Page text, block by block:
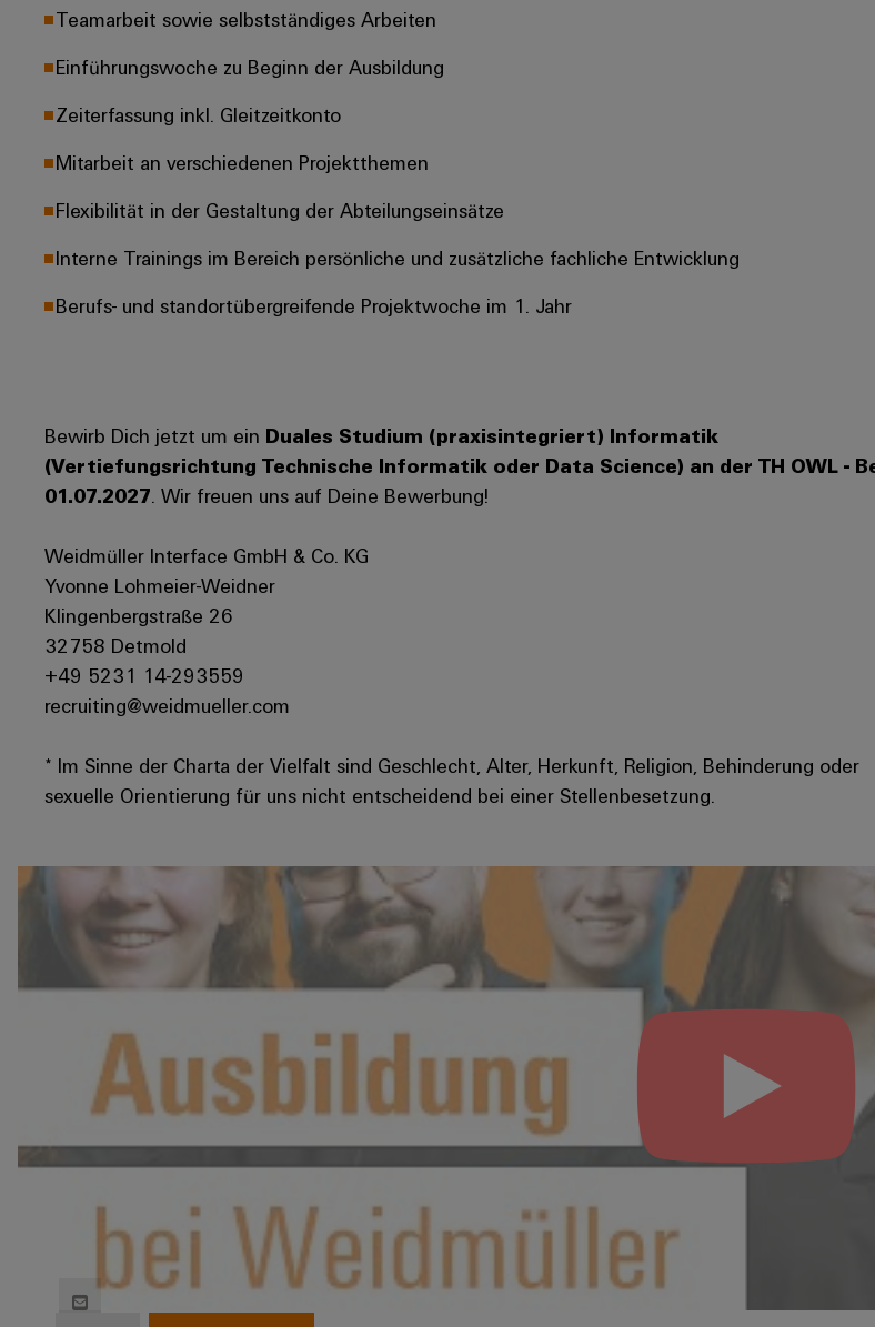
Teamarbeit sowie selbstständiges Arbeiten
Einführungswoche zu Beginn der Ausbildung
Zeiterfassung inkl. Gleitzeitkonto
Mitarbeit an verschiedenen Projektthemen
Flexibilität in der Gestaltung der Abteilungseinsätze
Interne Trainings im Bereich persönliche und zusätzliche fachliche Entwicklung
Berufs- und standortübergreifende Projektwoche im 1. Jahr
Bewirb Dich jetzt um ein Duales Studium (praxisintegriert) Informatik
(Vertiefungsrichtung Technische Informatik oder Data Science) an der TH OWL -
01.07.2027 . Wir freuen uns auf Deine Bewerbung!
Weidmüller Interface GmbH & Co. KG
Yvonne Lohmeier-Weidner
Klingenbergstraße 26
32758 Detmold
+49 5231 14-293559
recruiting@weidmueller.com
* Im Sinne der Charta der Vielfalt sind Geschlecht, Alter, Herkunft, Religion, Behinderung oder
sexuelle Orientierung für uns nicht entscheidend bei einer Stellenbesetzung.